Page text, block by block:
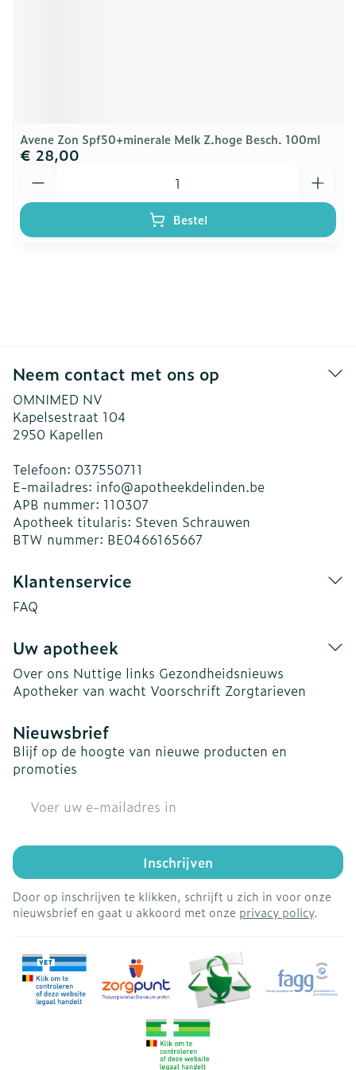
Avene Zon Spf50+minerale Melk Z.hoge Besch. 100ml
€ 28,00
Bestel
Neem contact met ons op
OMNIMED NV
Kapelsestraat 104
2950 Kapellen
Telefoon: 037550711
E-mailadres: info@apotheekdelinden.be
APB nummer: 110307
Apotheek titularis: Steven Schrauwen
BTW nummer: BE0466165667
Klantenservice
FAQ
Uw apotheek
Over ons Nuttige links Gezondheidsnieuws
Apotheker van wacht Voorschrift Zorgtarieven
Nieuwsbrief
Blijf op de hoogte van nieuwe producten en
promoties
Inschrijven
Door op inschrijven te klikken, schrijft u zich in voor onze
nieuwsbrief en gaat u akkoord met onze privacy policy.